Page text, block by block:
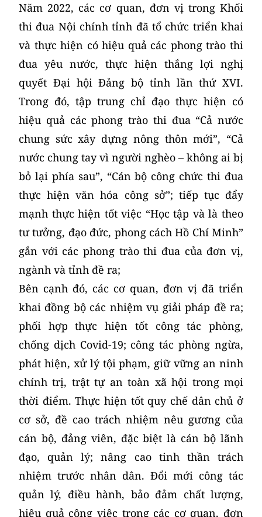
Năm 2022, các cơ quan, đơn vị trong Khối
thi đua Nội chính tỉnh đã tổ chức triển khai
và thực hiện có hiệu quả các phong trào thi
đua yêu nước, thực hiện thắng lợi nghị
quyết Đại hội Đảng bộ tỉnh lần thứ XVI.
Trong đó, tập trung chỉ đạo thực hiện có
hiệu quả các phong trào thi đua “Cả nước
chung sức xây dựng nông thôn mới”, “Cả
nước chung tay vì người nghèo – không ai bị
bỏ lại phía sau”, “Cán bộ công chức thi đua
thực hiện văn hóa công sở”; tiếp tục đẩy
mạnh thực hiện tốt việc “Học tập và là theo
tư tưởng, đạo đức, phong cách Hồ Chí Minh”
gắn với các phong trào thi đua của đơn vị,
ngành và tỉnh đề ra;
Bên cạnh đó, các cơ quan, đơn vị đã triển
khai đồng bộ các nhiệm vụ giải pháp đề ra;
phối hợp thực hiện tốt công tác phòng,
chống dịch Covid-19; công tác phòng ngừa,
phát hiện, xử lý tội phạm, giữ vững an ninh
chính trị, trật tự an toàn xã hội trong mọi
thời điểm. Thực hiện tốt quy chế dân chủ ở
cơ sở, đề cao trách nhiệm nêu gương của
cán bộ, đảng viên, đặc biệt là cán bộ lãnh
đạo, quản lý; nâng cao tinh thần trách
nhiệm trước nhân dân. Đổi mới công tác
quản lý, điều hành, bảo đảm chất lượng,
hiệu quả công việc trong các cơ quan, đơn